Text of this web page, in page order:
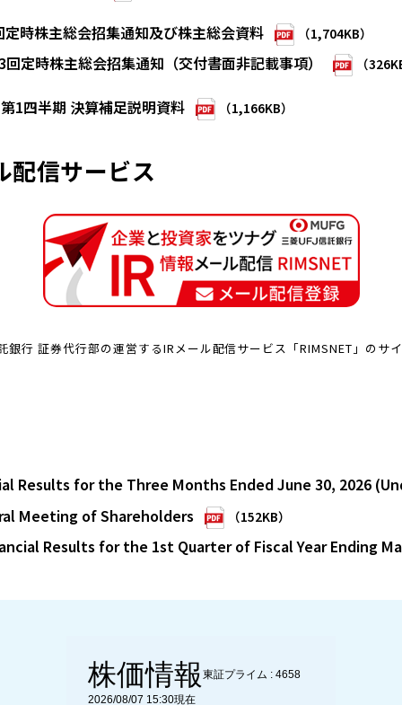
時株主総会招集通知及び株主総会資料 （1,704KB）
定時株主総会招集通知（交付書面非記載事項） （
1四半期 決算補足説明資料 （1,166KB）
配信サービス
銀行 証券代行部の運営するIRメール配信サービス「RIMSNET」のサ
Results for the Three Months Ended June 30, 2026
Meeting of Shareholders
（152KB）
Results for the 1st Quarter of Fiscal Year Ending